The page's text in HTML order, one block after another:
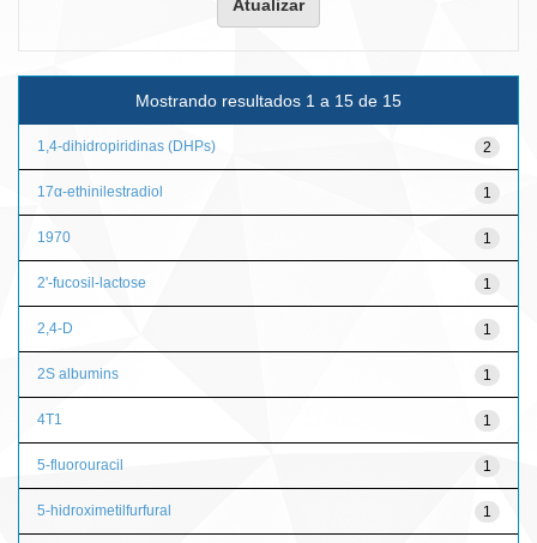
Mostrando resultados 1 a 15 de 15
1,4-dihidropiridinas (DHPs) 2
17α-ethinilestradiol 1
1970 1
2'-fucosil-lactose 1
2,4-D 1
2S albumins 1
4T1 1
5-fluorouracil 1
5-hidroximetilfurfural 1